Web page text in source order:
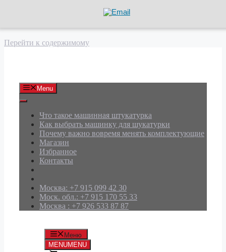
Перейти к содержимому
Menu
Что такое машинная штукатурка
Как выбрать машинку для шукатурки
Почему важно вовремя менять комплектующие
Магазин
Избранное
Контакты
Москва: +7 915 099 42 30
Моск. обл.: +7 915 170 55 33
Москва : +7 926 533 87 87
Меню
MENUMENU